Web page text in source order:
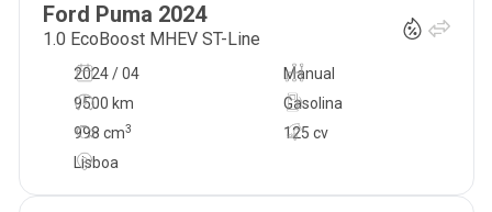
Ford Puma 2024
1.0 EcoBoost MHEV ST-Line
2024 / 04
Manual
9500 km
125 cv
Gasolina
998 cm3
Lisboa